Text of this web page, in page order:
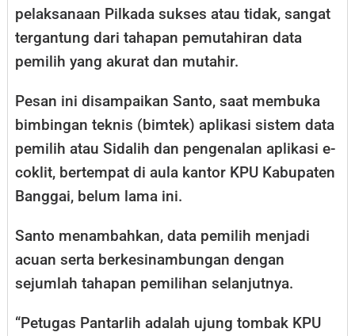
pelaksanaan Pilkada sukses atau tidak, sangat
tergantung dari tahapan pemutahiran data
pemilih yang akurat dan mutahir.
Pesan ini disampaikan Santo, saat membuka
bimbingan teknis (bimtek) aplikasi sistem data
pemilih atau Sidalih dan pengenalan aplikasi e-
coklit, bertempat di aula kantor KPU Kabupaten
Banggai, belum lama ini.
Santo menambahkan, data pemilih menjadi
acuan serta berkesinambungan dengan
sejumlah tahapan pemilihan selanjutnya.
“Petugas Pantarlih adalah ujung tombak KPU